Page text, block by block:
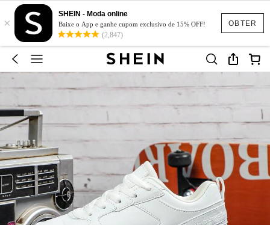
OBTER
×
SHEIN - Moda online
Baixe o App e ganhe cupom exclusivo de 15% OFF!
(2,847)